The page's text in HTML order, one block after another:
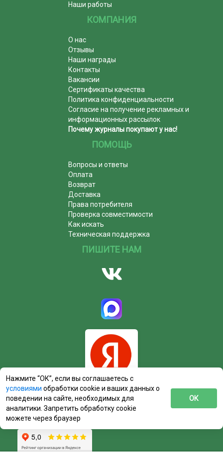
Наши работы
КОМПАНИЯ
О нас
Отзывы
Наши награды
Контакты
Вакансии
Сертификаты качества
Политика конфиденциальности
Согласие на получение рекламных и
информационных рассылок
Почему журналы покупают у нас!
ПОМОЩЬ
Вопросы и ответы
Оплата
Возврат
Доставка
Права потребителя
Проверка совместимости
Как искать
Техническая поддержка
ПИШИТЕ НАМ
Нажмите “ОК”, если вы соглашаетесь с
условиями обработки cookie и ваших данных о
поведении на сайте, необходимых для
аналитики. Запретить обработку cookie
можете через браузер
ОК